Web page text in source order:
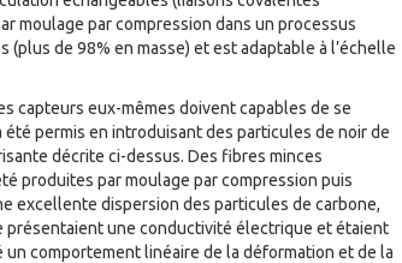
moulage par compression dans un processus
de 98% en masse) et est adaptable à l’échelle
capteurs eux-mêmes doivent capables de se
été permis en introduisant des particules de noir de
décrite ci-dessus. Des fibres minces
produites par moulage par compression puis
excellente dispersion des particules de carbone,
présentaient une conductivité électrique et étaient
comportement linéaire de la déformation et de la